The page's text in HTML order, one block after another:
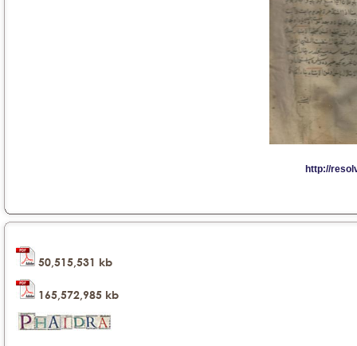
50,515,531 kb
165,572,985 kb